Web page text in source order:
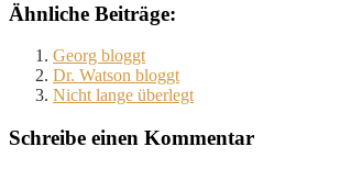
Ähnliche Beiträge:
Georg bloggt
Dr. Watson bloggt
Nicht lange überlegt
Schreibe einen Kommentar